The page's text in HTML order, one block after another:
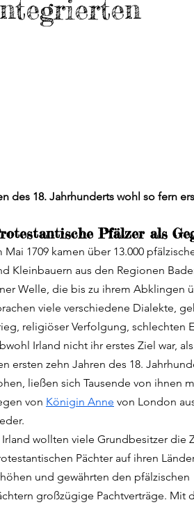
Grafschaft Kildare
des 18. Jahrhunderts wohl so fern
Pfälzer als
Mai 1709 kamen über 13.000
Kleinbauern aus den Regionen
Welle, die bis zu ihrem Abklingen
viele verschiedene Dialekte,
religiöser Verfolgung, schlechten
Irland nicht ihr erstes Ziel war,
ersten zehn Jahren des 18.
ließen sich Tausende von ihnen
von Königin Anne von London
Irland wollten viele Grundbesitzer die
Pächter auf ihren
und gewährten den pfälzischen
großzügige Pachtverträge. Mit